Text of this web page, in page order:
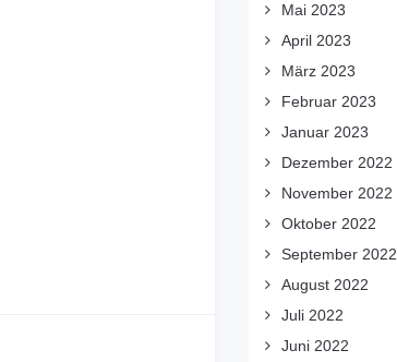
Mai 2023
April 2023
März 2023
Februar 2023
Januar 2023
Dezember 2022
November 2022
Oktober 2022
September 2022
August 2022
Juli 2022
Juni 2022